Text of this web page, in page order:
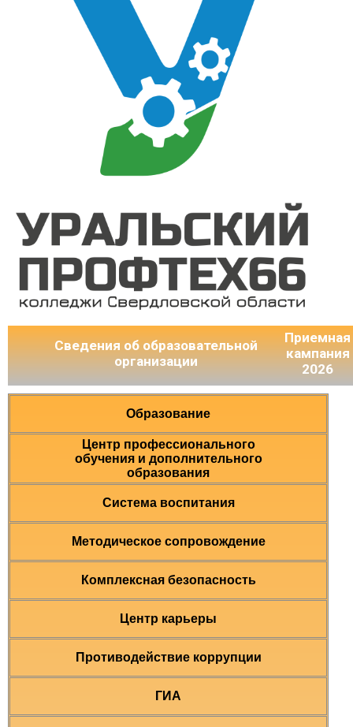
Сведения об образовательной
организации
Приемная
кампания
2026
Образование
Центр профессионального
обучения и дополнительного
образования
Система воспитания
Методическое сопровождение
Комплексная безопасность
Центр карьеры
Противодействие коррупции
ГИА